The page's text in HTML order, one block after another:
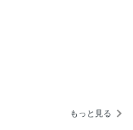
、で整える
”で迷子知らず
・自分流
もっと見る